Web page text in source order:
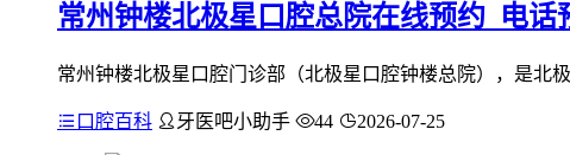
常州钟楼北极星口腔总院在线预约_电
常州钟楼北极星口腔门诊部（北极星口腔钟楼总院），是北
口腔百科 牙医吧小助手 44 2026-07-25